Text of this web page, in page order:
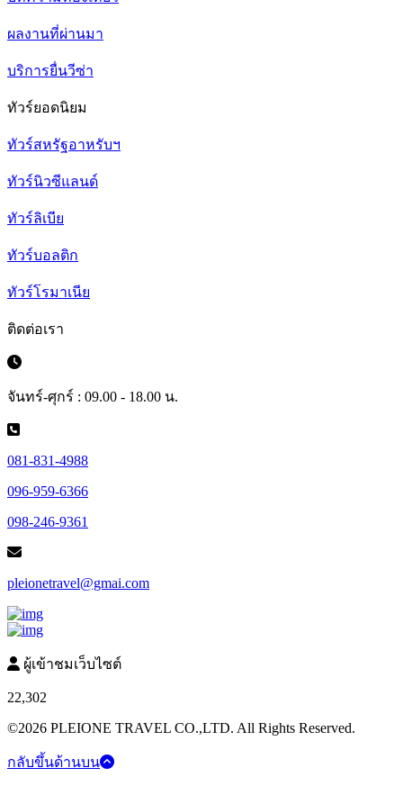
ผลงานที่ผ่านมา
บริการยื่นวีซ่า
ทัวร์ยอดนิยม
ทัวร์สหรัฐอาหรับฯ
ทัวร์นิวซีแลนด์
ทัวร์ลิเบีย
ทัวร์บอลติก
ทัวร์โรมาเนีย
ติดต่อเรา
จันทร์-ศุกร์ : 09.00 - 18.00 น.
081-831-4988
096-959-6366
098-246-9361
pleionetravel@gmai.com
ผู้เข้าชมเว็บไซต์
22,302
©2026 PLEIONE TRAVEL CO.,LTD. All Rights Reserved.
กลับขึ้นด้านบน